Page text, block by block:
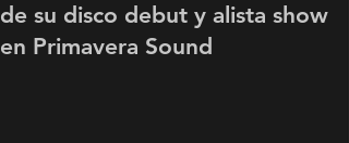
de su disco debut y alista show
en Primavera Sound